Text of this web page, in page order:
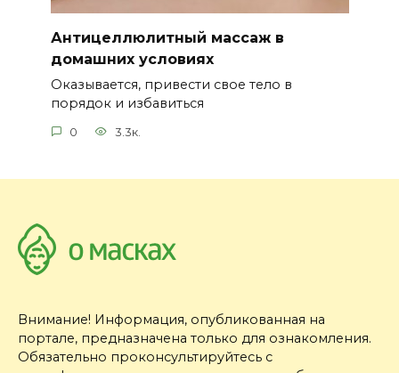
Антицеллюлитный массаж в
домашних условиях
Оказывается, привести свое тело в
порядок и избавиться
0 3.3к.
Внимание! Информация, опубликованная на
портале, предназначена только для ознакомления.
Обязательно проконсультируйтесь с